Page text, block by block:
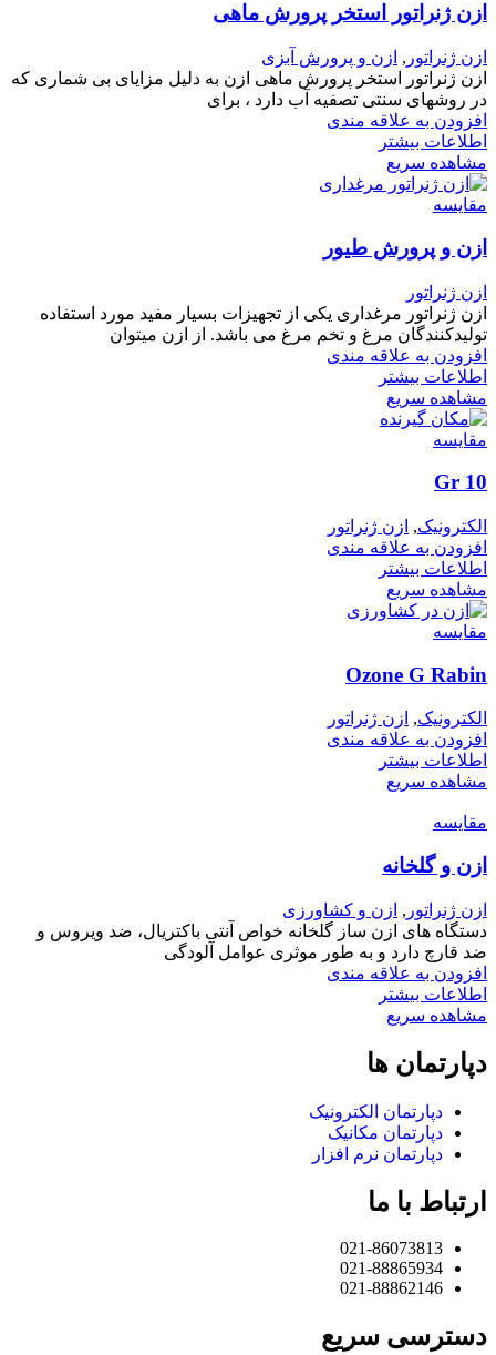
ازن ژنراتور استخر پرورش ماهی
ازن ژنراتور , ازن و پرورش آبزی
ازن ژنراتور استخر پرورش ماهی ازن به دلیل مزایای بی شماری که
در روشهای سنتی تصفیه آب دارد ، برای
افزودن به علاقه مندی
اطلاعات بیشتر
مشاهده سریع
مقایسه
ازن و پرورش طیور
ازن ژنراتور
ازن ژنراتور مرغداری یکی از تجهیزات بسیار مفید مورد استفاده
تولیدکنندگان مرغ و تخم مرغ می باشد. از ازن میتوان
افزودن به علاقه مندی
اطلاعات بیشتر
مشاهده سریع
مقایسه
10 Gr
الکترونیک, ازن ژنراتور
افزودن به علاقه مندی
اطلاعات بیشتر
مشاهده سریع
مقایسه
Ozone G Rabin
الکترونیک, ازن ژنراتور
افزودن به علاقه مندی
اطلاعات بیشتر
مشاهده سریع
مقایسه
ازن و گلخانه
ازن ژنراتور , ازن و کشاورزی
دستگاه های ازن ساز گلخانه خواص آنتی باکتریال، ضد ویروس و
ضد قارچ دارد و به طور موثری عوامل آلودگی
افزودن به علاقه مندی
اطلاعات بیشتر
مشاهده سریع
دپارتمان ها
دپارتمان الکترونیک
دپارتمان مکانیک
دپارتمان نرم افزار
ارتباط با ما
021-86073813
021-88865934
021-88862146
دسترسی سریع